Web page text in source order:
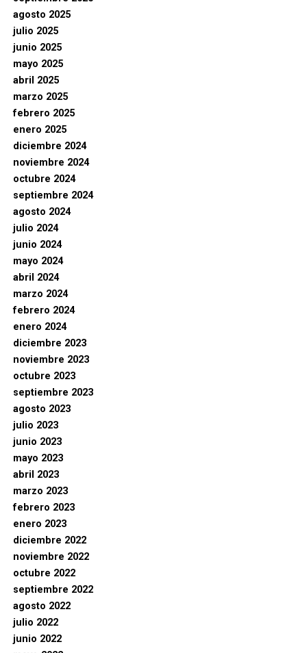
agosto 2025
julio 2025
junio 2025
mayo 2025
abril 2025
marzo 2025
febrero 2025
enero 2025
diciembre 2024
noviembre 2024
octubre 2024
septiembre 2024
agosto 2024
julio 2024
junio 2024
mayo 2024
abril 2024
marzo 2024
febrero 2024
enero 2024
diciembre 2023
noviembre 2023
octubre 2023
septiembre 2023
agosto 2023
julio 2023
junio 2023
mayo 2023
abril 2023
marzo 2023
febrero 2023
enero 2023
diciembre 2022
noviembre 2022
octubre 2022
septiembre 2022
agosto 2022
julio 2022
junio 2022